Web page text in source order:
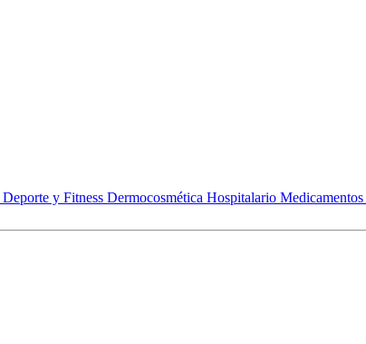
Deporte y Fitness Dermocosmética Hospitalario Medicamentos